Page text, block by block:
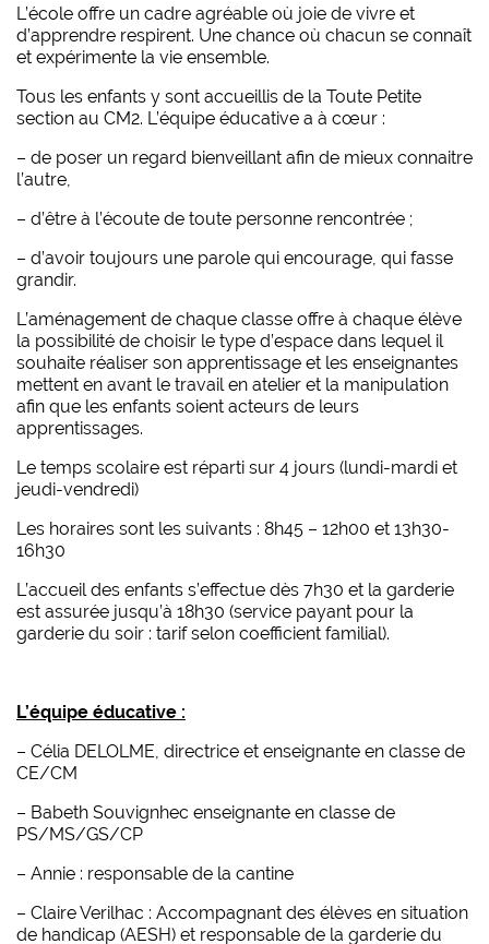
L’école offre un cadre agréable où joie de vivre et
d’apprendre respirent. Une chance où chacun se connaît
et expérimente la vie ensemble.
Tous les enfants y sont accueillis de la Toute Petite
section au CM2. L’équipe éducative a à cœur :
– de poser un regard bienveillant afin de mieux connaitre
l’autre,
– d’être à l’écoute de toute personne rencontrée ;
– d’avoir toujours une parole qui encourage, qui fasse
grandir.
L’aménagement de chaque classe offre à chaque élève
la possibilité de choisir le type d’espace dans lequel il
souhaite réaliser son apprentissage et les enseignantes
mettent en avant le travail en atelier et la manipulation
afin que les enfants soient acteurs de leurs
apprentissages.
Le temps scolaire est réparti sur 4 jours (lundi-mardi et
jeudi-vendredi)
Les horaires sont les suivants : 8h45 – 12h00 et 13h30-
16h30
L’accueil des enfants s’effectue dès 7h30 et la garderie
est assurée jusqu’à 18h30 (service payant pour la
garderie du soir : tarif selon coefficient familial).
L’équipe éducative :
– Célia DELOLME, directrice et enseignante en classe de
CE/CM
– Babeth Souvignhec enseignante en classe de
PS/MS/GS/CP
– Annie : responsable de la cantine
– Claire Verilhac : Accompagnant des élèves en situation
de handicap (AESH) et responsable de la garderie du